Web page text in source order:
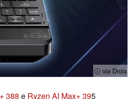
ⓘ via Droix
388 e Ryzen AI Max+ 395